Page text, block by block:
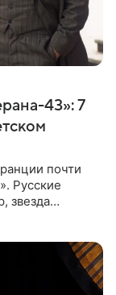
43»: 7
почти
Русские
звезда